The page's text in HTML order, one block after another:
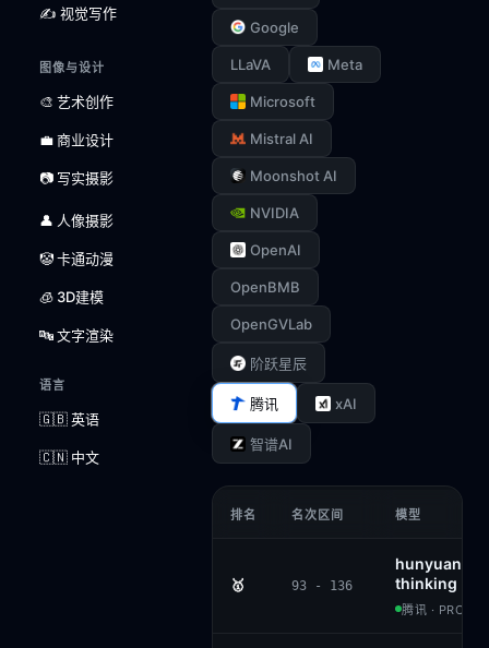
✍️ 视觉写作
图像与设计
🎨 艺术创作
💼 商业设计
📷 写实摄影
👤 人像摄影
🤡 卡通动漫
🧊 3D建模
🔤 文字渲染
语言
🇬🇧 英语
🇨🇳 中文
Google
LLaVA Meta
Microsoft
Mistral AI
Moonshot AI
NVIDIA
OpenAI
OpenBMB
OpenGVLab
阶跃星辰
腾讯 xAI
智谱AI
排名 名次区间 模型
🥇 93 - 136
hunyuan-
thinking
腾讯 ·